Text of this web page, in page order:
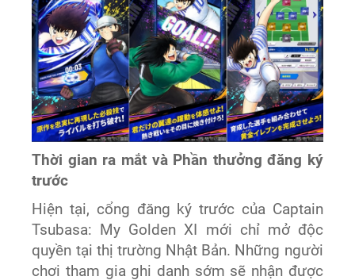
Thời gian ra mắt và Phần thưởng đăng ký
trước
Hiện tại, cổng đăng ký trước của Captain
Tsubasa: My Golden XI mới chỉ mở độc
quyền tại thị trường Nhật Bản. Những người
chơi tham gia ghi danh sớm sẽ nhận được